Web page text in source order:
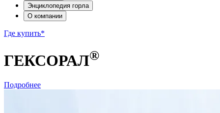
Энциклопедия горла
О компании
Где купить*
ГЕКСОРАЛ®
Подробнее